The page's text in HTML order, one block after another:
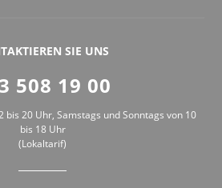
SIE UNS
508 19 00
bis 20 Uhr, Samstags und Sonntags von 10
bis 18 Uhr
(Lokaltarif)